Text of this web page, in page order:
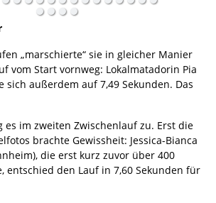
„marschierte“ sie in gleicher Manier
vom Start vornweg: Lokalmatadorin Pia
sich außerdem auf 7,49 Sekunden. Das
es im zweiten Zwischenlauf zu. Erst die
brachte Gewissheit: Jessica-Bianca
die erst kurz zuvor über 400
entschied den Lauf in 7,60 Sekunden für